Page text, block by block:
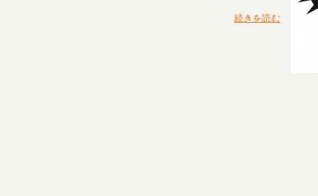
続きを読む